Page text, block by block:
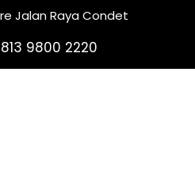
Jalan Raya Condet
9800 2220